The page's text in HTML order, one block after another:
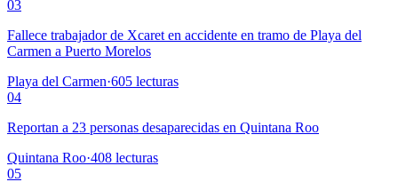
03
Fallece trabajador de Xcaret en accidente en tramo de Playa del
Carmen a Puerto Morelos
Playa del Carmen·605 lecturas
04
Reportan a 23 personas desaparecidas en Quintana Roo
Quintana Roo·408 lecturas
05